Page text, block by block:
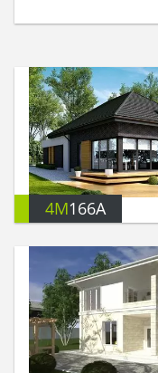
4M166A